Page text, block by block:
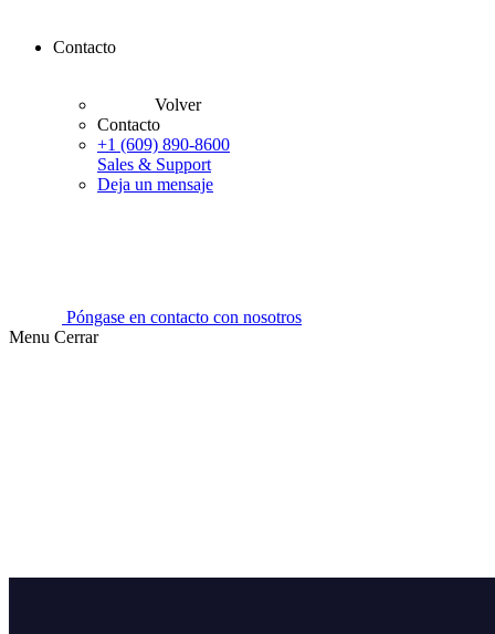
Contacto
Volver
Contacto
+1 (609) 890-8600
Sales & Support
Deja un mensaje
Póngase en contacto con nosotros
Menu Cerrar